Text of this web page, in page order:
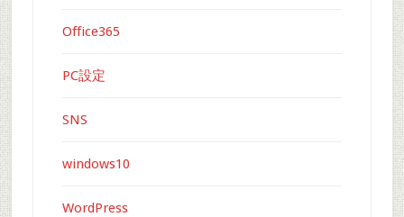
Office365
PC設定
SNS
windows10
WordPress